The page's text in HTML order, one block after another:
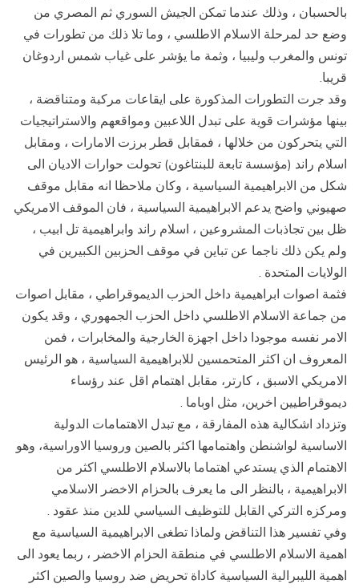
بالحسبان ، وذلك عندما تمكن الجيش السوري ثم المصري من
وضع حد لمرحلة الاسلام الاطلسي ، وما تلا ذلك من تطورات في
تونس والمغرب وليبيا ، وثمة ما يؤشر على غياب شمس اردوغان
قريبا.
وقد جرت التطورات المذكورة على ايقاعات مركبة ومتناقضة ،
بينها مؤشرات قوية على تبدل اللاعبين ومواقعهم والاستراتيجيات
التي يتحركون من خلالها ، فمقابل قطر برزت الامارات ، ومقابل
اسلام راند (مؤسسة تابعة للبنتاغون) تحولت حوارات الاديان الى
شكل من الابراهيمية السياسية ، وكان ملاحظا انه مقابل موقف
صهيوني واضح يدعم الابراهيمية السياسية ، فان الموقف الامريكي
ظل بين تجاذبات المشروعين ، اسلام راند وابراهيمية تل ابيب ،
ولم يكن ذلك ناجما عن تباين في موقف الحزبين الكبيرين في
الولايات المتحدة .
فثمة اصوات ابراهيمية داخل الحزب الديموقراطي ، مقابل اصوات
من جماعة الاسلام الاطلسي داخل الحزب الجمهوري ، وقد يكون
الامر نفسه موجودا داخل اجهزة الخارجية والمخابرات ، فمن
المعروف ان اكثر المتحمسين للابراهيمية السياسية ، هو الرئيس
الامريكي الاسبق ، كارتر، مقابل اهتمام اقل عند رؤساء
ديموقراطيين اخرين، مثل اوباما .
وتزداد اشكالية هذه المفارقة ، مع تبدل الاهتمامات الدولية
الاساسية لواشنطن واهتمامها اكثر بالصين وروسيا الاوراسية، وهو
الاهتمام الذي يستدعي اهتماما بالاسلام الاطلسي اكثر من
الابراهيمية ، بالنظر الى ما يعرف بالحزام الاخضر الاسلامي
ومركزه التركي القابل للتوظيف السياسي للدين منذ عقود .
وفي تفسير هذا التناقض ولماذا تطغى الابراهيمية السياسية مع
اهمية الاسلام الاطلسي في منطقة الحزام الاخضر ، ربما يعود الى
اهمية الليبرالية السياسية كاداة تحريض ضد روسيا والصين اكثر